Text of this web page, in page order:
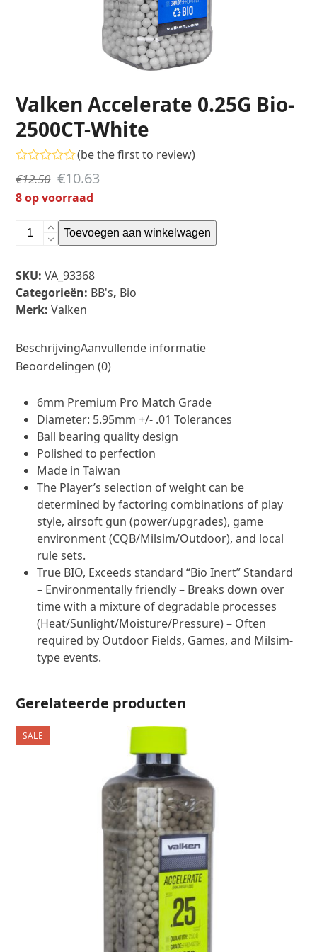
Valken Accelerate 0.25G Bio-
2500CT-White
Gewaardeerd
0
uit
5
(be the first to review)
€12.50 Oorspronkelijke
prijs
was:
€12.50.
€10.63Huidige
is:
€10.63.
8 op voorraad
Valken
Accelerate
Bio-
2500CT-
White
Toevoegen aan winkelwagen
SKU:VA_93368
Categorieën: BB's, Bio
Merk:Valken
BeschrijvingAanvullende informatie
Beoordelingen (0)
6mm Premium Pro Match Grade
Diameter: 5.95mm +/- .01 Tolerances
Ball bearing quality design
Polished to perfection
Made in Taiwan
The Player’s selection of weight can be
determined by factoring combinations of play
style, airsoft gun (power/upgrades), game
environment (CQB/Milsim/Outdoor), and local
rule sets.
True BIO, Exceeds standard “Bio Inert” Standard
– Environmentally friendly – Breaks down over
time with a mixture of degradable processes
(Heat/Sunlight/Moisture/Pressure) – Often
required by Outdoor Fields, Games, and Milsim-
type events.
Gerelateerde producten
SALE